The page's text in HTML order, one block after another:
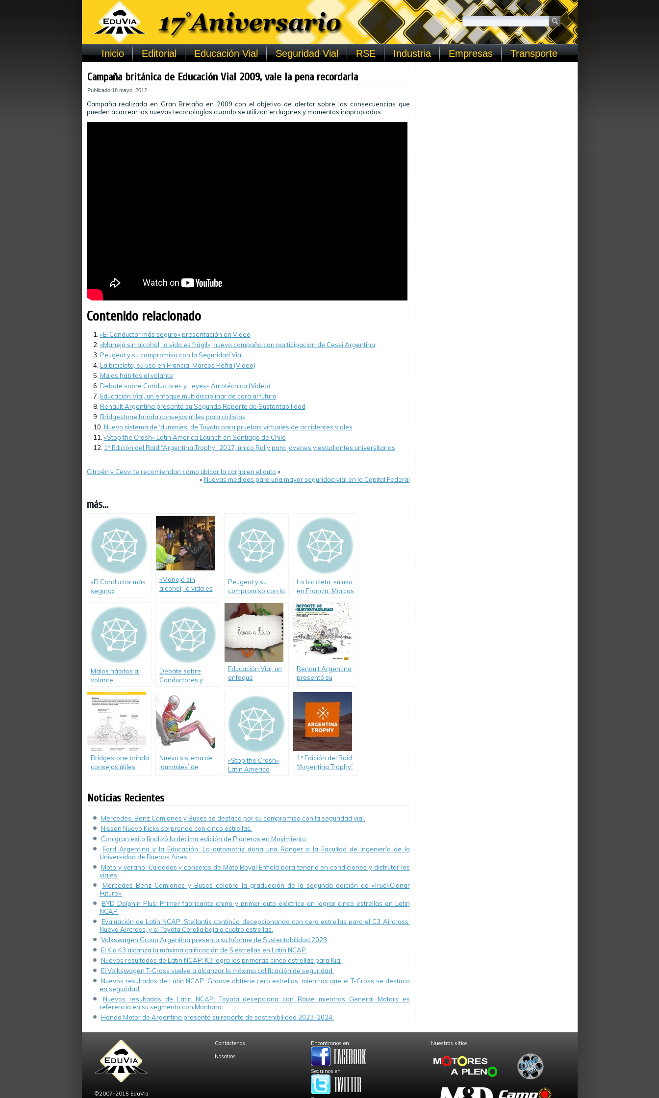
Inicio Editorial Educación Vial Seguridad Vial RSE Industria Empresas Transporte
Campaña británica de Educación Vial 2009, vale la pena recordarla
Publicado 18 mayo, 2012
Campaña realizada en Gran Bretaña en 2009 con el objetivo de alertar sobre las consecuencias que
pueden acarrear las nuevas teconologías cuando se utilizan en lugares y momentos inapropiados.
Contenido relacionado
«El Conductor más seguro» presentación en Video
«Manejá sin alcohol, la vida es frágil», nueva campaña con participación de Cesvi Argentina
Peugeot y su compromiso con la Seguridad Vial.
La bicicleta, su uso en Francia. Marcos Peña (Video)
Malos hábitos al volante
Debate sobre Conductores y Leyes- Autotécnica (Video)
Educación Vial, un enfoque multidisciplinar de cara al futuro
Renault Argentina presentó su Segundo Reporte de Sustentabilidad
Bridgestone brinda consejos útiles para ciclistas
Nuevo sistema de ‘dummies’ de Toyota para pruebas virtuales de accidentes viales
«Stop the Crash» Latin America Launch en Santiago de Chile
1ª Edición del Raid “Argentina Trophy” 2017, único Rally para jóvenes y estudiantes universitarios
Citroën y Cesvi te recomiendan cómo ubicar la carga en el auto »
«Nuevas medidas para una mayor seguridad vial en la Capital Federal
más...
«El Conductor más
seguro»
Video
«Manejá sin
alcohol, la vida es
campaña con
participación de
Cesvi Argentina
Peugeot y su
compromiso con la
La bicicleta, su uso
en Francia. Marcos
Malos hábitos al
volante
Debate sobre
Conductores y
(Video)
Educación Vial, un
enfoque
cara al futuro
Renault Argentina
presentó su
Bridgestone brinda
consejos útiles
Nuevo sistema de
‘dummies’ de
viales
«Stop the Crash»
Latin America
1ª Edición del Raid
“Argentina Trophy”
Noticias Recientes
Mercedes-Benz Camiones y Buses se destaca por su compromiso con la seguridad vial.
Nissan Nuevo Kicks sorprende con cinco estrellas.
Con gran éxito finalizó la décima edición de Pioneros en Movimiento.
Ford Argentina y la Educación: La automotriz dona una Ranger a la Facultad de Ingeniería de la
Universidad de Buenos Aires.
Moto y verano: Cuidados y consejos de Moto Royal Enfield para tenerla en condiciones y disfrutar los
viajes.
Mercedes-Benz Camiones y Buses celebra la graduación de la segunda edición de «TruckCionar
Futuro».
BYD Dolphin Plus: Primer fabricante chino y primer auto eléctrico en lograr cinco estrellas en Latin
NCAP.
Evaluación de Latin NCAP: Stellantis continúa decepcionando con cero estrellas para el C3 Aircross.
Nuevo Aircross, y el Toyota Corolla baja a cuatro estrellas.
Volkswagen Group Argentina presenta su Informe de Sustentabilidad 2023.
El Kia K3 alcanza la máxima calificación de 5 estrellas en Latin NCAP.
Nuevos resultados de Latin NCAP: K3 logra las primeras cinco estrellas para Kia.
El Volkswagen T-Cross vuelve a alcanzar la máxima calificación de seguridad.
Nuevos resultados de Latin NCAP: Groove obtiene cero estrellas, mientras que el T-Cross se destaca
en seguridad.
Nuevos resultados de Latin NCAP: Toyota decepciona con Raize mientras General Motors es
referencia en su segmento con Montana.
Honda Motor de Argentina presentó su reporte de sostenibilidad 2023-2024.
©2007-2015 EduVia
Contáctenos
Nosotros
Encontranos en
Seguinos en
Nuestros sitios